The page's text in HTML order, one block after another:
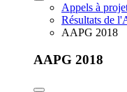
Appels à
Résultats de
AAPG 2018
AAPG 2018